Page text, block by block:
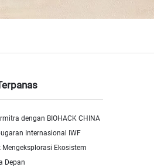
dengan BIOHACK CHINA
Internasional IWF
Mengeksplorasi Ekosistem
Depan